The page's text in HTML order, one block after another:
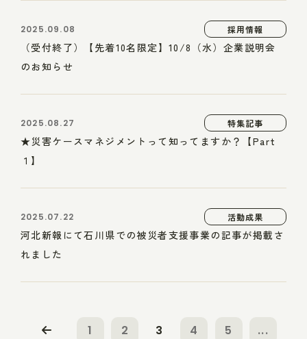
2025.09.08 採用情報
（受付終了）【先着10名限定】10/8（水）企業説明会
のお知らせ
2025.08.27 特集記事
★災害ケースマネジメントって知ってますか？【Part
１】
2025.07.22 活動成果
河北新報にて石川県での被災者支援事業の記事が掲載さ
れました
1 2 3 4 5 ...